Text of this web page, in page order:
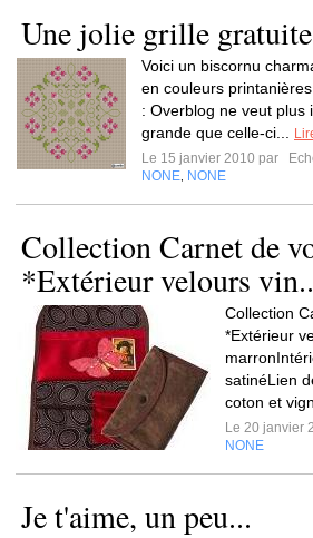
Une jolie grille
Voici un biscornu
en couleurs
: Overblog ne veut plus
grande que celle-ci...
Le 15 janvier 2010 par
NONE NONE
Collection Carnet de
*Extérieur velours
Collection
*Extérieur
satinéLien
coton et
Le 20 janvier
NONE
Je t'aime, un peu...